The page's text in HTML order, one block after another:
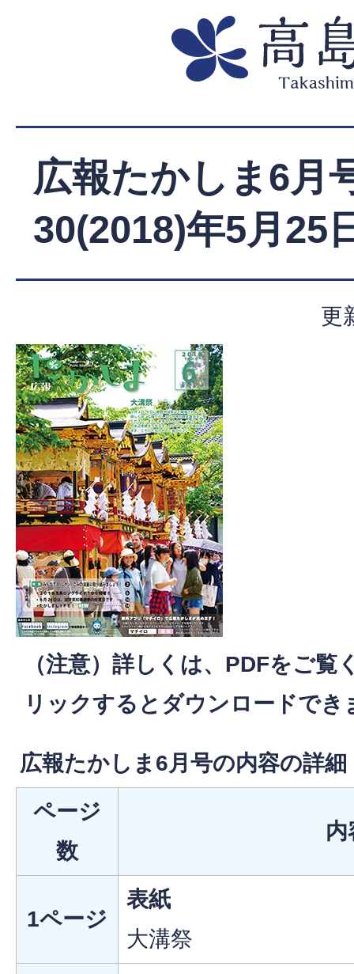
広報たかしま6月
30(2018)年5月25
更
（注意）詳しくは、PDFをご
リックするとダウンロードでき
広報たかしま6月号の内容の詳細
ページ
数
内
1ページ
表紙
大溝祭